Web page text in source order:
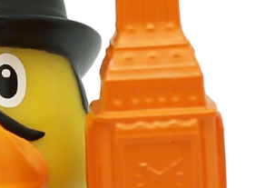
Couleurs
Arc-en-ciel
Argenté
Blanc
Bleu
Doré
Rouge
Rose
Turquoise
Vert
Violet